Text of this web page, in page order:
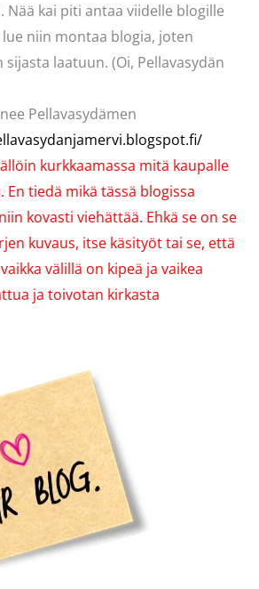
Nää kai piti antaa viidelle blogille
niin montaa blogia, joten
laatuun. (Oi, Pellavasydän
Pellavasydämen
kurkkaamassa mitä kaupalle
En tiedä mikä tässä blogissa
kovasti viehättää. Ehkä se on se
kuvaus, itse käsityöt tai se, että
välillä on kipeä ja vaikea
ja toivotan kirkasta